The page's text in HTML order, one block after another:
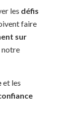
les défis
faire
sur
notre
et les